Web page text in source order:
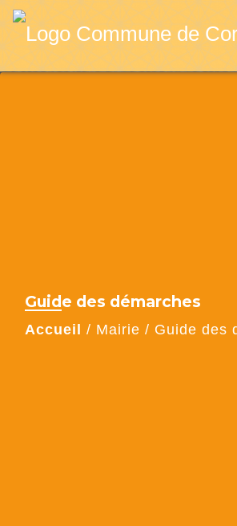
Guide des démarches
Accueil / Mairie / Guide des